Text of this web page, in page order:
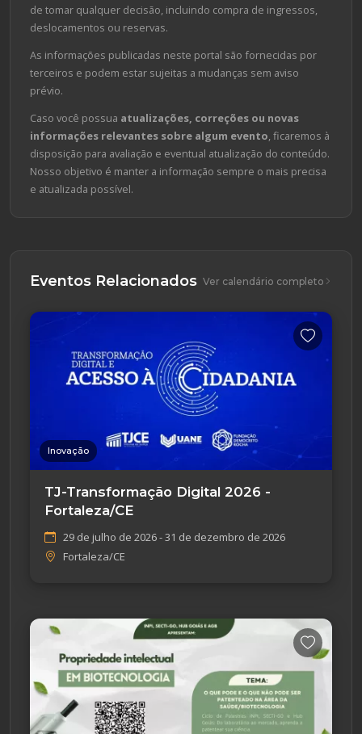
de tomar qualquer decisão, incluindo compra de ingressos,
deslocamentos ou reservas.
As informações publicadas neste portal são fornecidas por
terceiros e podem estar sujeitas a mudanças sem aviso
prévio.
Caso você possua atualizações, correções ou novas
informações relevantes sobre algum evento, ficaremos à
disposição para avaliação e eventual atualização do conteúdo.
Nosso objetivo é manter a informação sempre o mais precisa
e atualizada possível.
Eventos Relacionados Ver calendário completo
Inovação
TJ-Transformação Digital 2026 -
Fortaleza/CE
29 de julho de 2026 - 31 de dezembro de 2026
Fortaleza/CE